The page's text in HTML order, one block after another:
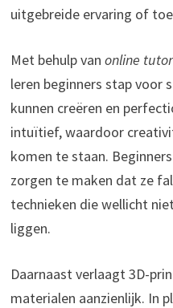
uitgebreide ervaring of
Met behulp van online
leren beginners stap voor
kunnen creëren en
intuïtief, waardoor
komen te staan.
zorgen te maken dat ze
technieken die wellicht
liggen.
Daarnaast verlaagt 3D-
materialen aanzienlijk. In